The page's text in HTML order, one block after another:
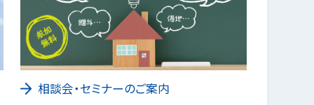
相談会・セミナーのご案内